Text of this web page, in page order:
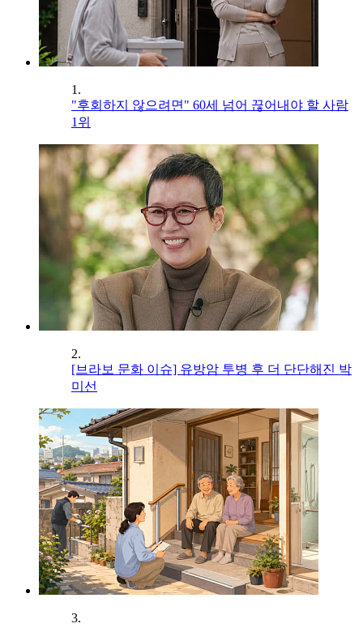
1.
"후회하지 않으려면" 60세 넘어 끊어내야 할 사람
1위
2.
[브라보 문화 이슈] 유방암 투병 후 더 단단해진 박
미선
3.